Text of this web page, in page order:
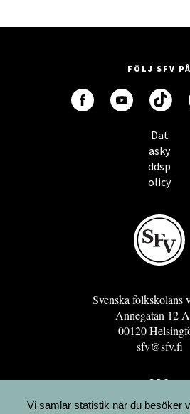
FÖLJ SFV PÅ
Dat
asky
ddsp
olicy
Svenska folkskolans
Annegatan 12
00120
sfv@sfv.fi
GRO
Vi samlar statistik när du besöker